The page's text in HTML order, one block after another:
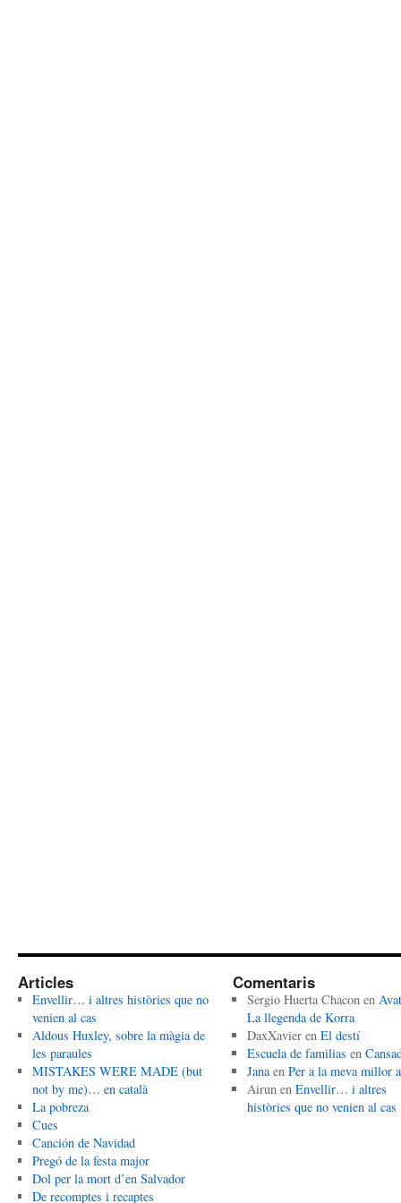
Articles
Envellir… i altres històries que no
venien al cas
Aldous Huxley, sobre la màgia de
les paraules
MISTAKES WERE MADE (but
not by me)… en català
La pobreza
Cues
Canción de Navidad
Pregó de la festa major
Dol per la mort d’en Salvador
De recomptes i recaptes
Comentaris
Sergio Huerta Chaconen
La llegenda de Korra
DaxXavieren El destí
Escuela de familias en
Janaen Per a la meva millor
Airunen Envellir… i altres
històries que no venien al cas